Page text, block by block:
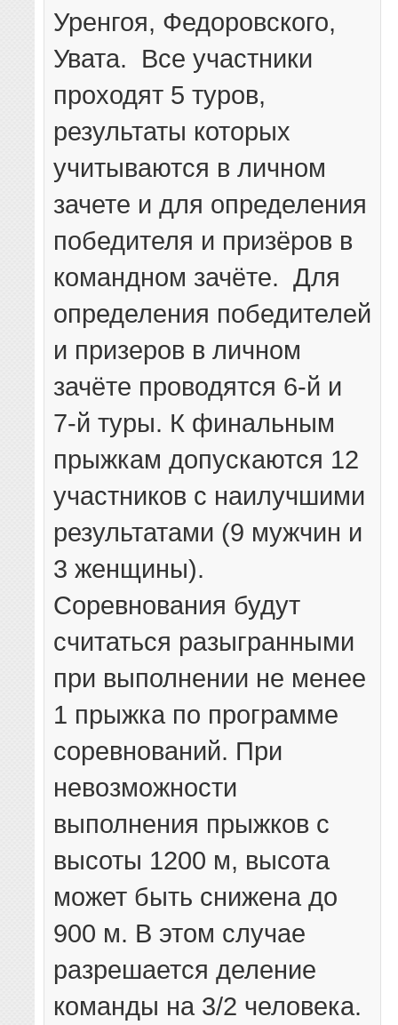
Уренгоя, Федоровского,
Увата. Все участники
проходят 5 туров,
результаты которых
учитываются в личном
зачете и для определения
победителя и призёров в
командном зачёте. Для
определения победителей
и призеров в личном
зачёте проводятся 6-й и
7-й туры. К финальным
прыжкам допускаются 12
участников с наилучшими
результатами (9 мужчин и
3 женщины).
Соревнования будут
считаться разыгранными
при выполнении не менее
1 прыжка по программе
соревнований. При
невозможности
выполнения прыжков с
высоты 1200 м, высота
может быть снижена до
900 м. В этом случае
разрешается деление
команды на 3/2 человека.